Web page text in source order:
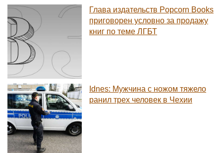
Глава издательств Popcorn Books
приговорен условно за продажу
книг по теме ЛГБТ
Idnes: Мужчина с ножом тяжело
ранил трех человек в Чехии